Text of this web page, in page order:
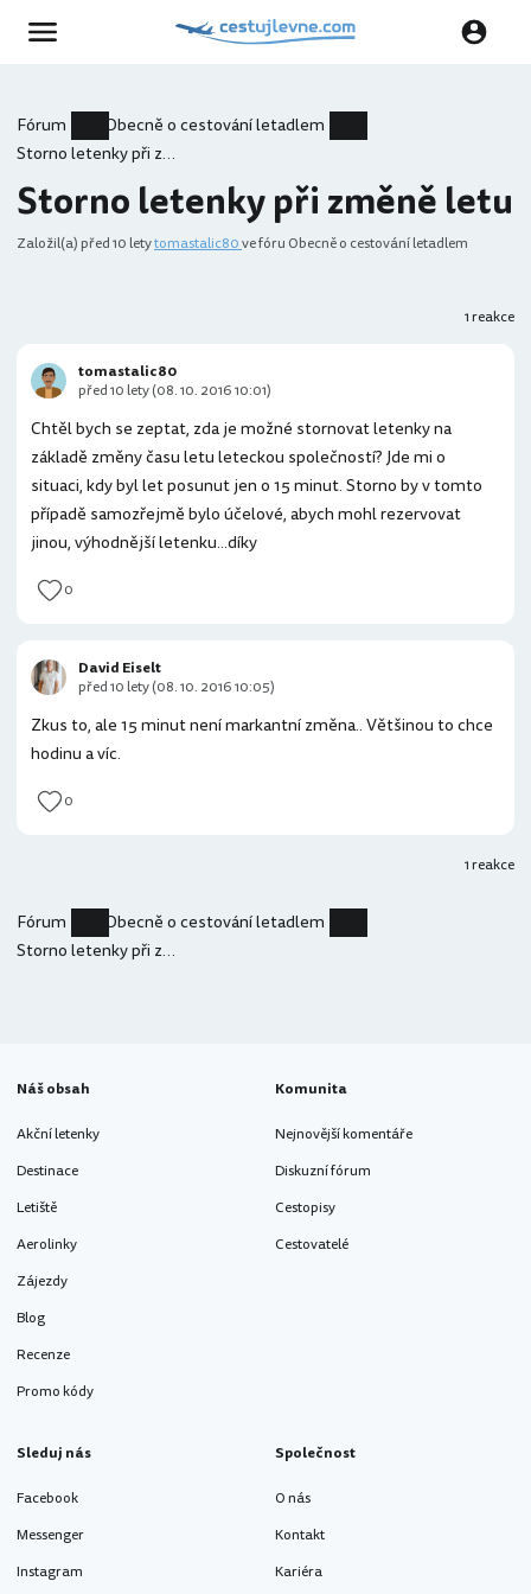
Fórum
Obecně o cestování letadlem
Storno letenky při změně letu
Storno letenky při změně letu
Založil(a) před 10 letytomastalic80ve fóru Obecně o cestování letadlem
1 reakce
Chtěl bych se zeptat, zda je možné stornovat letenky na
základě změny času letu leteckou společností? Jde mi o
situaci, kdy byl let posunut jen o 15 minut. Storno by v tomto
případě samozřejmě bylo účelové, abych mohl rezervovat
jinou, výhodnější letenku...díky
0
tomastalic80
před 10 lety (08. 10. 2016 10:01)
Zkus to, ale 15 minut není markantní změna.. Většinou to chce
hodinu a víc.
0
David Eiselt
před 10 lety (08. 10. 2016 10:05)
1 reakce
Fórum
Obecně o cestování letadlem
Storno letenky při změně letu
Náš obsah
Akční letenky
Destinace
Letiště
Aerolinky
Zájezdy
Blog
Recenze
Promo kódy
Komunita
Nejnovější komentáře
Diskuzní fórum
Cestopisy
Cestovatelé
Sleduj nás
Facebook
Messenger
Instagram
Společnost
O nás
Kontakt
Kariéra